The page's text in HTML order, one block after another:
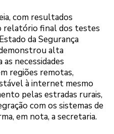
com resultados
relatório final dos testes
da Segurança
alta
necessidades
regiões remotas,
à internet mesmo
pelas estradas rurais,
com os sistemas de
em nota, a secretaria.